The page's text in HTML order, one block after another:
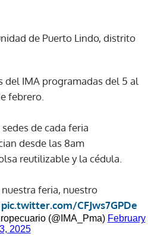
de Puerto Lindo, distrito
del IMA programadas del 5 al
febrero.
sedes de cada feria
desde las 8am
reutilizable y la cédula.
feria, nuestro
pic.twitter.com/CFJws7GPDe
(@IMA_Pma) February
3, 2025